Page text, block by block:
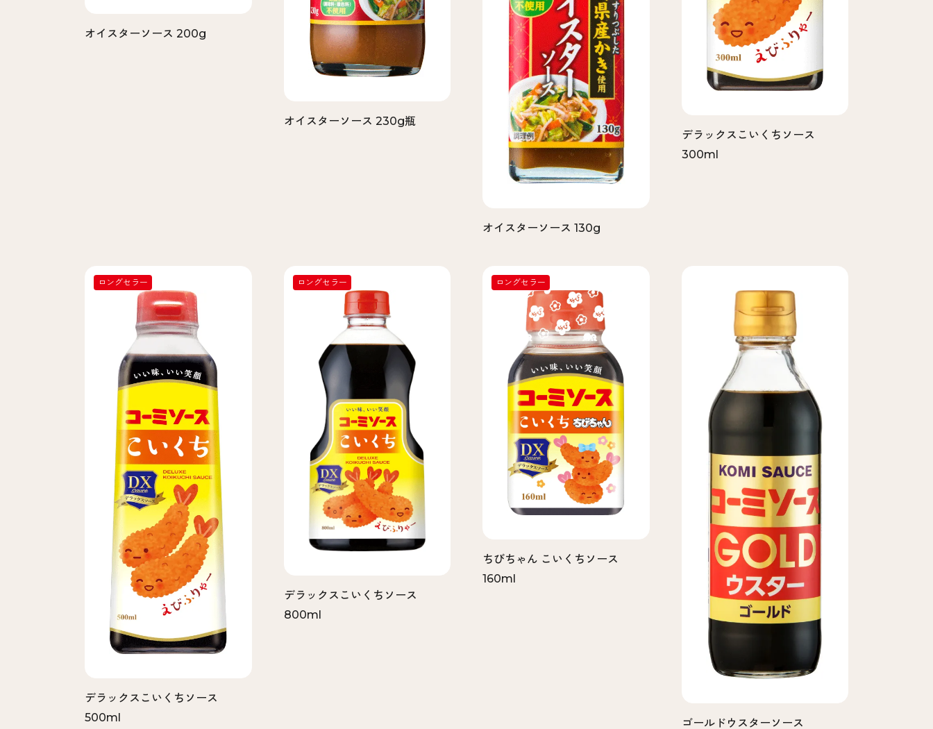
オイスターソース 200g
オイスターソース 230g瓶
オイスターソース 130g
デラックスこいくちソース
300ml
ロングセラー
デラックスこいくちソース
500ml
ロングセラー
デラックスこいくちソース
800ml
ロングセラー
ちびちゃん こいくちソース
160ml
ゴールドウスターソース